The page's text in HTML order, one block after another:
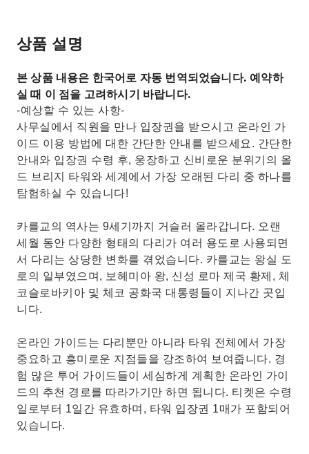
상품 설명
본 상품 내용은 한국어로 자동 번역되었습니다. 예약하
실 때 이 점을 고려하시기 바랍니다.
-예상할 수 있는 사항-
사무실에서 직원을 만나 입장권을 받으시고 온라인 가
이드 이용 방법에 대한 간단한 안내를 받으세요. 간단한
안내와 입장권 수령 후, 웅장하고 신비로운 분위기의 올
드 브리지 타워와 세계에서 가장 오래된 다리 중 하나를
탐험하실 수 있습니다!
카를교의 역사는 9세기까지 거슬러 올라갑니다. 오랜
세월 동안 다양한 형태의 다리가 여러 용도로 사용되면
서 다리는 상당한 변화를 겪었습니다. 카를교는 왕실 도
로의 일부였으며, 보헤미아 왕, 신성 로마 제국 황제, 체
코슬로바키아 및 체코 공화국 대통령들이 지나간 곳입
니다.
온라인 가이드는 다리뿐만 아니라 타워 전체에서 가장
중요하고 흥미로운 지점들을 강조하여 보여줍니다. 경
험 많은 투어 가이드들이 세심하게 계획한 온라인 가이
드의 추천 경로를 따라가기만 하면 됩니다. 티켓은 수령
일로부터 1일간 유효하며, 타워 입장권 1매가 포함되어
있습니다.